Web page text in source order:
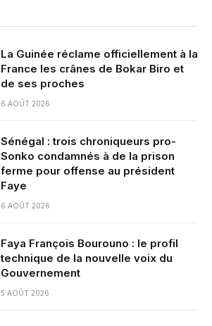
La Guinée réclame officiellement à la
France les crânes de Bokar Biro et
de ses proches
6 AOÛT 2026
Sénégal : trois chroniqueurs pro-
Sonko condamnés à de la prison
ferme pour offense au président
Faye
6 AOÛT 2026
Faya François Bourouno : le profil
technique de la nouvelle voix du
Gouvernement
5 AOÛT 2026